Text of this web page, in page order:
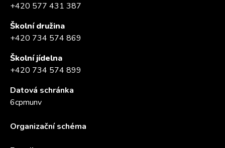
+420 577 431 387
Školní družina
+420 734 574 869
Školní jídelna
+420 734 574 899
Datová schránka
6cpmunv
Organizační schéma